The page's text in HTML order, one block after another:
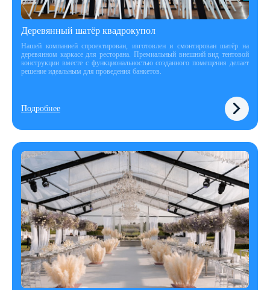
Деревянный шатёр квадрокупол
Нашей компанией спроектирован, изготовлен и смонтирован шатёр на
деревянном каркасе для ресторана. Премиальный внешний вид тентовой
конструкции вместе с функциональностью созданного помещения делает
решение идеальным для проведения банкетов.
Подробнее